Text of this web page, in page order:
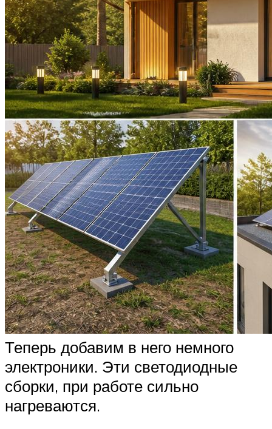
Теперь добавим в него немного
электроники. Эти светодиодные
сборки, при работе сильно
нагреваются.